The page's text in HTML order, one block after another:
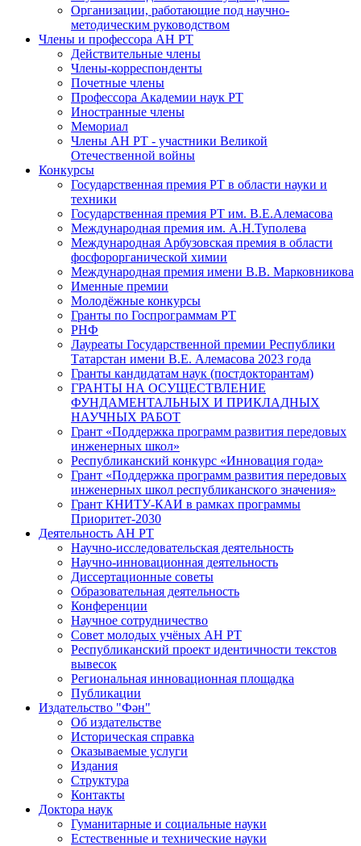
Организации, работающие под научно-
методическим руководством
Члены и профессора АН РТ
Действительные члены
Члены-корреспонденты
Почетные члены
Профессора Академии наук РТ
Иностранные члены
Мемориал
Члены АН РТ - участники Великой
Отечественной войны
Конкурсы
Государственная премия РТ в области науки и
техники
Государственная премия РТ им. В.Е.Алемасова
Международная премия им. А.Н.Туполева
Международная Арбузовская премия в области
фосфорорганической химии
Международная премия имени В.В. Марковникова
Именные премии
Молодёжные конкурсы
Гранты по Госпрограммам РТ
РНФ
Лауреаты Государственной премии Республики
Татарстан имени В.Е. Алемасова 2023 года
Гранты кандидатам наук (постдокторантам)
ГРАНТЫ НА ОСУЩЕСТВЛЕНИЕ
ФУНДАМЕНТАЛЬНЫХ И ПРИКЛАДНЫХ
НАУЧНЫХ РАБОТ
Грант «Поддержка программ развития передовых
инженерных школ»
Республиканский конкурс «Инновация года»
Грант «Поддержка программ развития передовых
инженерных школ республиканского значения»
Грант КНИТУ-КАИ в рамках программы
Приоритет-2030
Деятельность АН РТ
Научно-исследовательская деятельность
Научно-инновационная деятельность
Диссертационные советы
Образовательная деятельность
Конференции
Научное сотрудничество
Совет молодых учёных АН РТ
Республиканский проект идентичности текстов
вывесок
Региональная инновационная площадка
Публикации
Издательство "Фән"
Об издательстве
Историческая справка
Оказываемые услуги
Издания
Структура
Контакты
Доктора наук
Гуманитарные и социальные науки
Естественные и технические науки